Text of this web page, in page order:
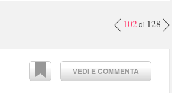
102di 128
VEDI E COMMENTA